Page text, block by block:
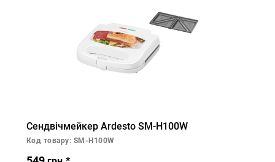
Сендвічмейкер Ardesto SM-H100W
Код товару: SM-H100W